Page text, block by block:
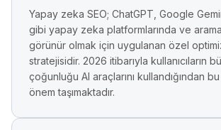
Yapay zeka SEO; ChatGPT, Google
gibi yapay zeka platformlarında ve
görünür olmak için uygulanan özel
stratejisidir. 2026 itibarıyla kullanıcıların
çoğunluğu AI araçlarını kullandığından
önem taşımaktadır.